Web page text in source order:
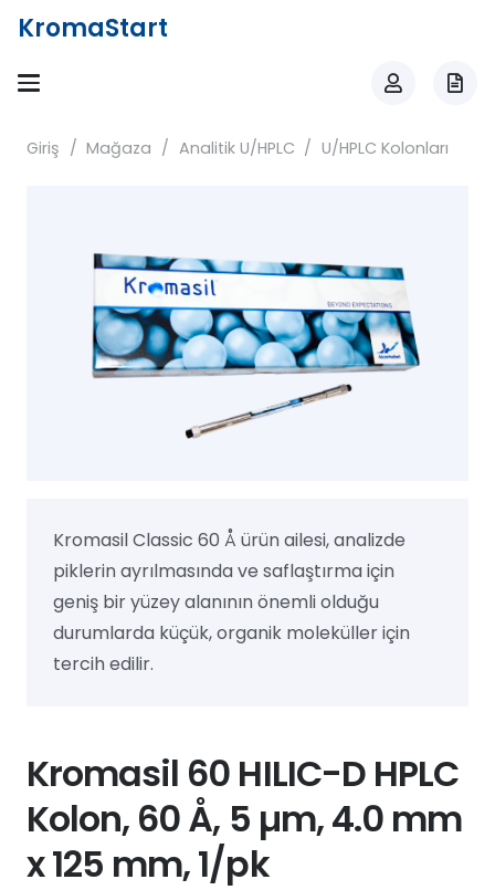
KromaStart
Giriş / Mağaza / Analitik U/HPLC / U/HPLC Kolonları
Kromasil Classic 60 Å ürün ailesi, analizde
piklerin ayrılmasında ve saflaştırma için
geniş bir yüzey alanının önemli olduğu
durumlarda küçük, organik moleküller için
tercih edilir.
Kromasil 60 HILIC-D HPLC
Kolon, 60 Å, 5 µm, 4.0 mm
x 125 mm, 1/pk